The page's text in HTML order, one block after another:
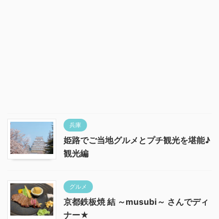
兵庫
姫路でご当地グルメとプチ観光を堪能♪
観光編
グルメ
京都鉄板焼 結 ～musubi～ さんでディ
ナー★